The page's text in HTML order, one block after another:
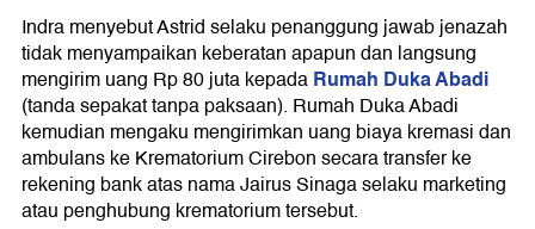
Indra menyebut Astrid selaku penanggung jawab jenazah
tidak menyampaikan keberatan apapun dan langsung
mengirim uang Rp 80 juta kepadaRumah Duka Abadi
(tanda sepakat tanpa paksaan). Rumah Duka Abadi
kemudian mengaku mengirimkan uang biaya kremasi dan
ambulans ke Krematorium Cirebon secara transfer ke
rekening bank atas nama Jairus Sinaga selaku marketing
atau penghubung krematorium tersebut.